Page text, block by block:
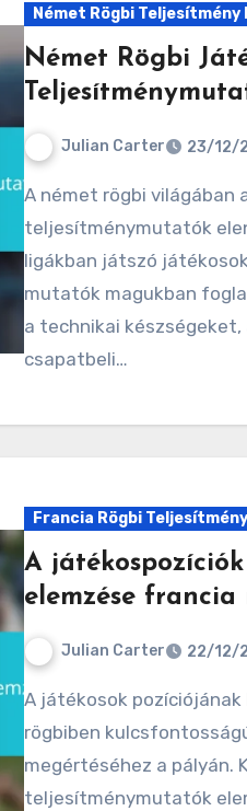
Német Rögbi Teljesítmény
Német Rögbi
Julian Carter 23/12/
A német rögbi világában a kulcsfontosságú
teljesítménymutatók
ligákban játszó
mutatók magukban
a technikai
csapatbeli…
Francia Rögbi
A
elemzése francia
Julian Carter 22/12/
A játékosok pozíciójának hatékonysága a francia
rögbiben
megértéséhez a pályán.
teljesítménymutatók